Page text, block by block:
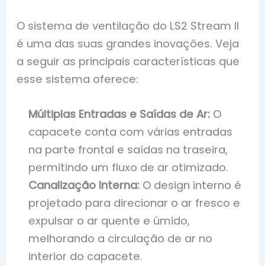
O sistema de ventilação do LS2 Stream II
é uma das suas grandes inovações. Veja
a seguir as principais características que
esse sistema oferece:
Múltiplas Entradas e Saídas de Ar: O
capacete conta com várias entradas
na parte frontal e saídas na traseira,
permitindo um fluxo de ar otimizado.
Canalização Interna: O design interno é
projetado para direcionar o ar fresco e
expulsar o ar quente e úmido,
melhorando a circulação de ar no
interior do capacete.